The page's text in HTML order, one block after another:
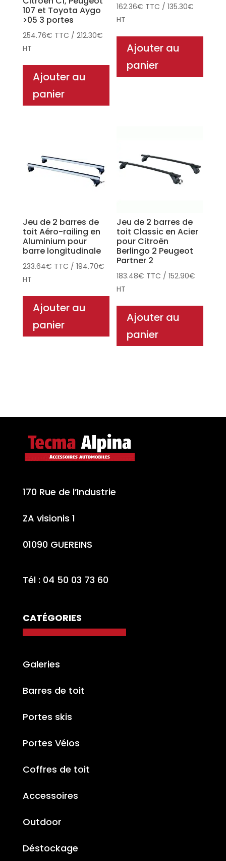
107 et Toyota Aygo
>05 3 portes
254.76€ TTC / 212.30€
HT
Ajouter au
panier
162.36€ TTC /135.30€
HT
Ajouter au
panier
Jeu de 2 barres de
toit Aéro-railing en
Aluminium pour
barre longitudinale
233.64€ TTC / 194.70€
HT
Ajouter au
panier
Jeu de 2 barres de
toit Classic en Acier
pour Citroën
Berlingo 2 Peugeot
Partner 2
183.48€ TTC /152.90€
HT
Ajouter au
panier
170 Rue de l’Industrie
ZA visionis 1
01090 GUEREINS
Tél : 04 50 03 73 60
CATÉGORIES
Galeries
Barres de toit
Portes skis
Portes Vélos
Coffres de toit
Accessoires
Outdoor
Déstockage